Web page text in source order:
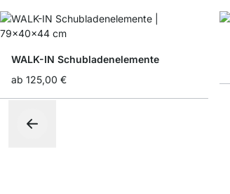
WALK-IN Schubladenelemente
ab 125,00 €